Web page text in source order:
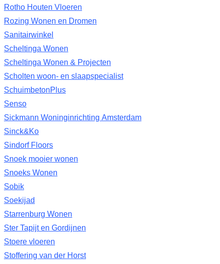
Rotho Houten Vloeren
Rozing Wonen en Dromen
Sanitairwinkel
Scheltinga Wonen
Scheltinga Wonen & Projecten
Scholten woon- en slaapspecialist
SchuimbetonPlus
Senso
Sickmann Woninginrichting Amsterdam
Sinck&Ko
Sindorf Floors
Snoek mooier wonen
Snoeks Wonen
Sobik
Soekijad
Starrenburg Wonen
Ster Tapijt en Gordijnen
Stoere vloeren
Stoffering van der Horst